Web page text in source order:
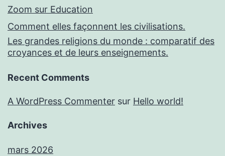
Zoom sur Education
Comment elles façonnent les civilisations.
Les grandes religions du monde : comparatif des
croyances et de leurs enseignements.
Recent Comments
A WordPress Commenter sur Hello world!
Archives
mars 2026